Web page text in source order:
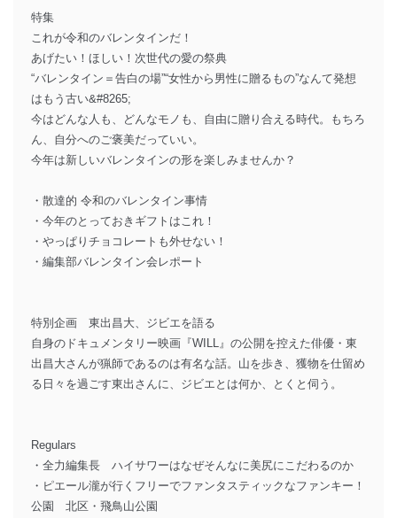
特集
これが令和のバレンタインだ！
あげたい！ほしい！次世代の愛の祭典
“バレンタイン＝告白の場”“女性から男性に贈るもの”なんて発想
はもう古い&#8265;
今はどんな人も、どんなモノも、自由に贈り合える時代。もちろ
ん、自分へのご褒美だっていい。
今年は新しいバレンタインの形を楽しみませんか？
・散達的 令和のバレンタイン事情
・今年のとっておきギフトはこれ！
・やっぱりチョコレートも外せない！
・編集部バレンタイン会レポート
特別企画 東出昌大、ジビエを語る
自身のドキュメンタリー映画『WILL』の公開を控えた俳優・東
出昌大さんが猟師であるのは有名な話。山を歩き、獲物を仕留め
る日々を過ごす東出さんに、ジビエとは何か、とくと伺う。
Regulars
・全力編集長 ハイサワーはなぜそんなに美尻にこだわるのか
・ピエール瀧が行くフリーでファンタスティックなファンキー！
公園 北区・飛鳥山公園